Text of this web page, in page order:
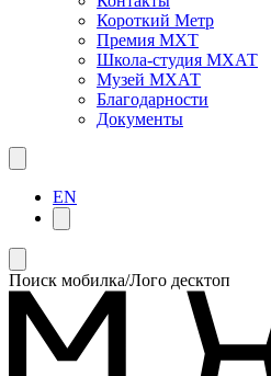
Короткий Метр
Премия МХТ
Школа-студия МХАТ
Музей МХАТ
Благодарности
Документы
EN
Поиск мобилка/Лого десктоп